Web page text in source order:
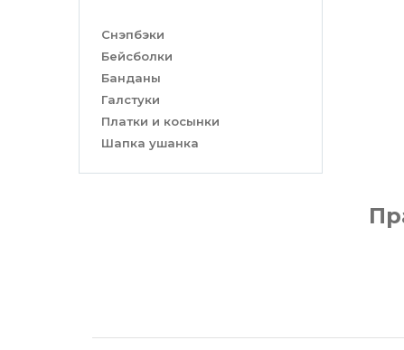
Снэпбэки
Бейсболки
Банданы
Галстуки
Платки и косынки
Шапка ушанка